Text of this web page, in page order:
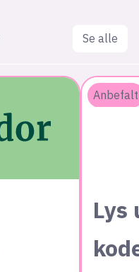
Se alle
Anbefalt
Lys